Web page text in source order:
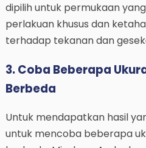
dipilih untuk permukaan
perlakuan khusus dan
terhadap tekanan dan
3. Coba Beberapa
Berbeda
Untuk mendapatkan hasil
untuk mencoba beberapa